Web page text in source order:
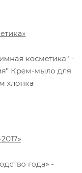
косметика" -
Крем-мыло для
хлопка
года» -